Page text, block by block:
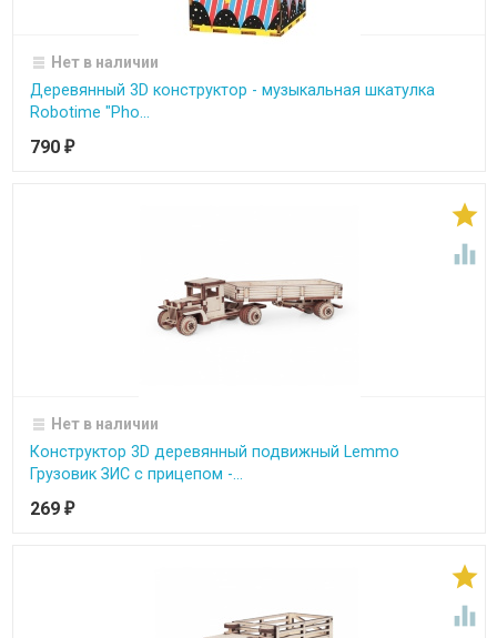
Нет в наличии
Деревянный 3D конструктор - музыкальная шкатулка
Robotime "Pho...
790 ₽


Нет в наличии
Конструктор 3D деревянный подвижный Lemmo
Грузовик ЗИС с прицепом -...
269 ₽

